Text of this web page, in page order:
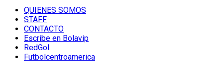
QUIENES SOMOS
STAFF
CONTACTO
Escribe en Bolavip
RedGol
Futbolcentroamerica